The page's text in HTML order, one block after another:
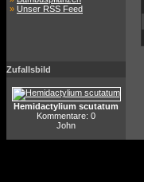
» Unser RSS Feed
Zufallsbild
Hemidactylium scutatum
Kommentare: 0
John